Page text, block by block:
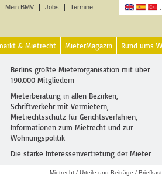
Mein BMV Jobs Termine
& Mietrecht MieterMagazin Rund ums
Berlins größte Mieterorganisation mit über
190.000 Mitgliedern
Mieterberatung in allen Bezirken,
Schriftverkehr mit Vermietern,
Mietrechtsschutz für Gerichtsverfahren,
Informationen zum Mietrecht und zur
Wohnungspolitik
Die starke Interessenvertretung der Mieter
Mietrecht / Urteile und Beiträge /